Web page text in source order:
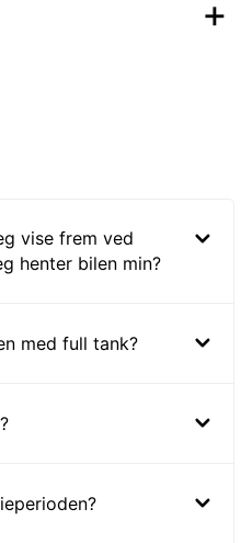
vise frem ved
henter bilen min?
med full tank?